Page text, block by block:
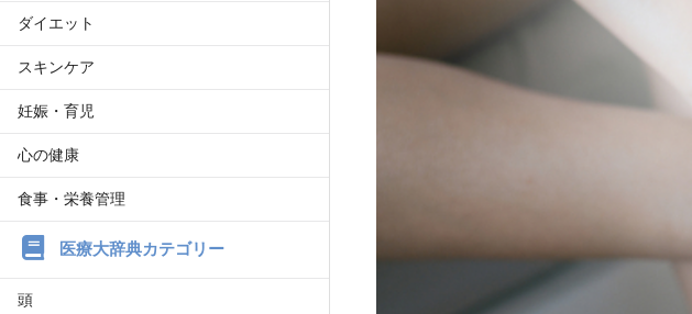
ダイエット
スキンケア
妊娠・育児
心の健康
食事・栄養管理
医療大辞典カテゴリー
頭